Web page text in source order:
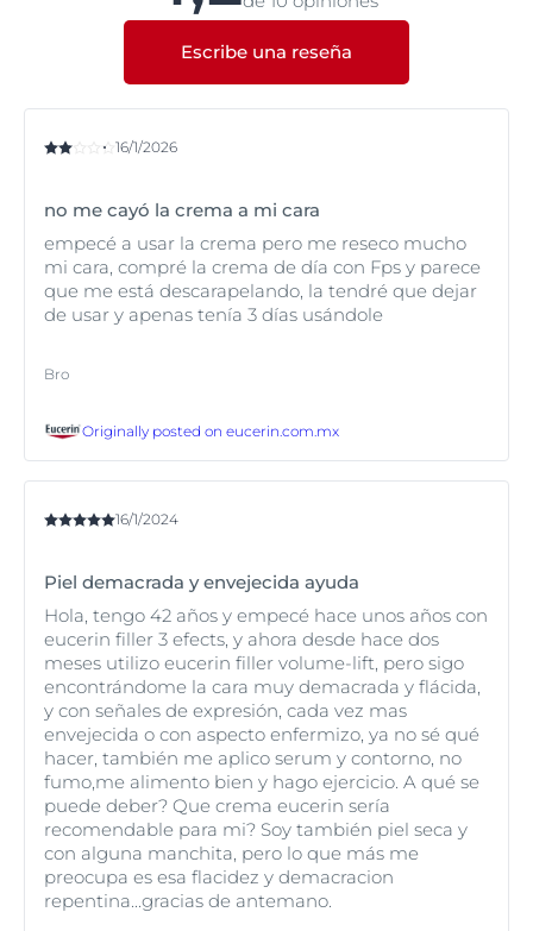
como nosotros, y envejece de forma diferente
dependiendo de nuestra genética y estilo de vida,
estos problemas los sufren normalmente las personas
de la piel y reducir la aparición de manchas de la edad.
Si te preocupan más las líneas de expresión y las
arrugas, prueba la línea Eucerin Hyaluron-Filler +3x
Effect.
Para obtener más información sobre las diferentes
artículo sobre la piel a diferentes edades.
Escribe una reseña
16/1/2026
no me cayó la crema a mi cara
empecé a usar la crema pero me reseco mucho
mi cara, compré la crema de día con Fps y parece
que me está descarapelando, la tendré que dejar
de usar y apenas tenía 3 días usándole
Bro
Originally posted on eucerin.com.mx
16/1/2024
Piel demacrada y envejecida ayuda
Hola, tengo 42 años y empecé hace unos años con
eucerin filler 3 efects, y ahora desde hace dos
meses utilizo eucerin filler volume-lift, pero sigo
encontrándome la cara muy demacrada y flácida,
y con señales de expresión, cada vez mas
envejecida o con aspecto enfermizo, ya no sé qué
hacer, también me aplico serum y contorno, no
fumo,me alimento bien y hago ejercicio. A qué se
puede deber? Que crema eucerin sería
recomendable para mi? Soy también piel seca y
con alguna manchita, pero lo que más me
preocupa es esa flacidez y demacracion
repentina...gracias de antemano.